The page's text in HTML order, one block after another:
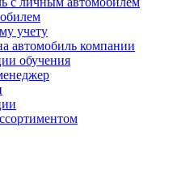
учету
автомобиль компании
обучения